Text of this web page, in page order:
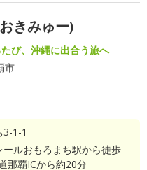
きみゅー)
び、沖縄に出合う旅へ
市
3-1-1
ールおもろまち駅から徒歩
那覇ICから約20分